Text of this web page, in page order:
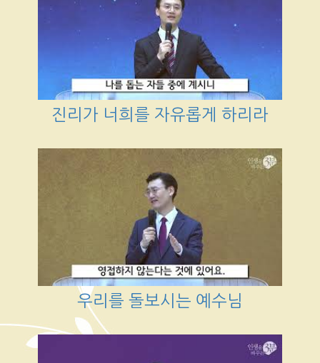
진리가 너희를 자유롭게 하리라
우리를 돌보시는 예수님